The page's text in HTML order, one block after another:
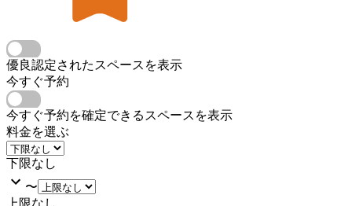
優良認定されたスペースを表示
今すぐ予約
今すぐ予約を確定できるスペースを表示
料金を選ぶ
下限なし
〜